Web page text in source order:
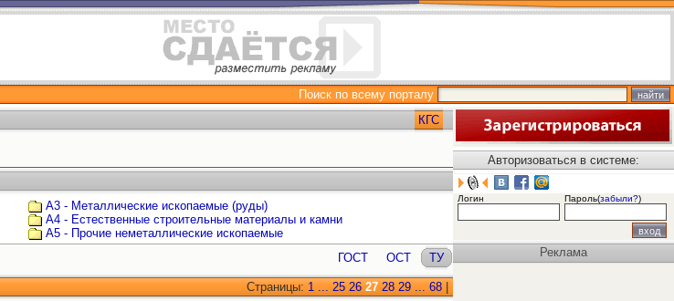
Поиск по всему порталу
КГС
А3 - Металлические ископаемые (руды)
А4 - Естественные строительные материалы и камни
А5 - Прочие неметаллические ископаемые
ГОСТ ОСТ ТУ
Страницы: 1 ... 25 26 27 28 29 ... 68
Авторизоваться в системе:
Логин Пароль(забыли?)
Реклама